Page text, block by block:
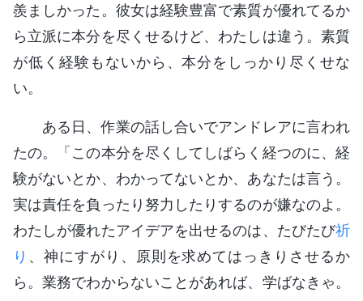
羨ましかった。彼女は経験豊富で素質が優れてるか
ら立派に本分を尽くせるけど、わたしは違う。素質
が低く経験もないから、本分をしっかり尽くせな
い。
ある日、作業の話し合いでアンドレアに言われ
たの。「この本分を尽くしてしばらく経つのに、経
験がないとか、わかってないとか、あなたは言う。
実は責任を負ったり努力したりするのが嫌なのよ。
わたしが優れたアイデアを出せるのは、たびたび祈
り 、神にすがり、原則を求めてはっきりさせるか
ら。業務でわからないことがあれば、学ばなきゃ。